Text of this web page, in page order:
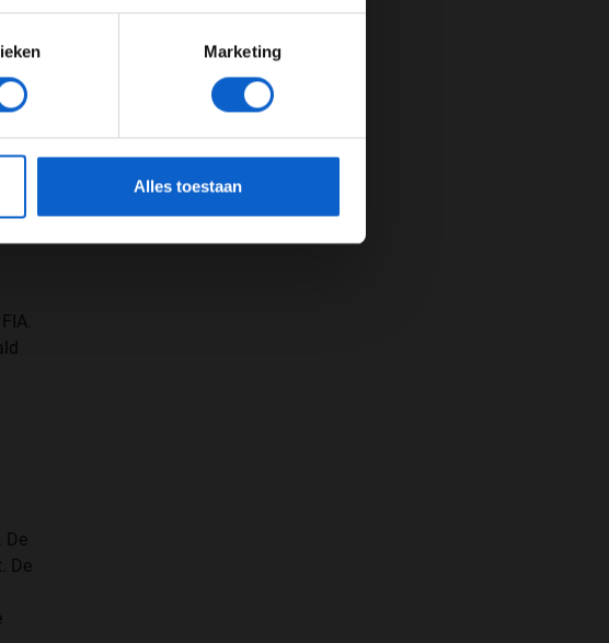
Marketing
Alles toestaan
De
De
OUDER
en -bescherming.